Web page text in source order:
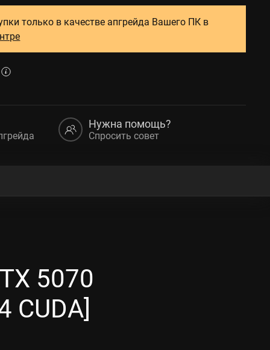
только в качестве апгрейда Вашего ПК в
Нужна помощь?
Спросить совет
5070
CUDA]